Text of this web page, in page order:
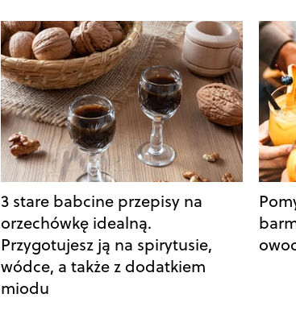
3 stare babcine przepisy na
orzechówkę idealną.
Przygotujesz ją na spirytusie,
wódce, a także z dodatkiem
miodu